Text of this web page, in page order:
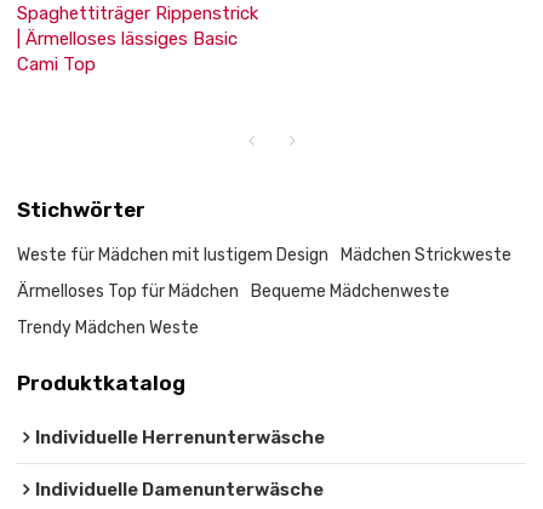
Spaghettiträger Rippenstrick
| Ärmelloses lässiges Basic
Cami Top
Stichwörter
Weste für Mädchen mit lustigem Design
Mädchen Strickweste
Ärmelloses Top für Mädchen
Bequeme Mädchenweste
Trendy Mädchen Weste
Produktkatalog
Individuelle Herrenunterwäsche
Individuelle Damenunterwäsche